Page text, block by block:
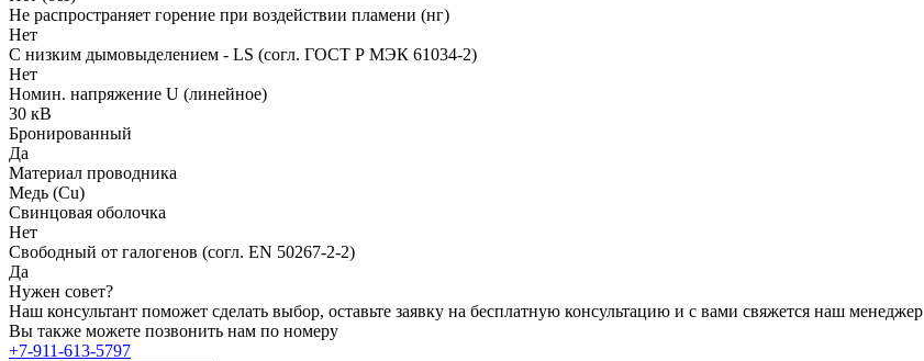
Не распространяет горение при воздействии пламени (нг)
Нет
С низким дымовыделением - LS (согл. ГОСТ Р МЭК 61034-2)
Нет
Номин. напряжение U (линейное)
30 кВ
Бронированный
Да
Материал проводника
Медь (Cu)
Свинцовая оболочка
Нет
Свободный от галогенов (согл. EN 50267-2-2)
Да
Нужен совет?
Наш консультант поможет сделать выбор, оставьте заявку на бесплатную консультацию и с вами свяжется наш менеджер
Вы также можете позвонить нам по номеру
+7-911-613-5797